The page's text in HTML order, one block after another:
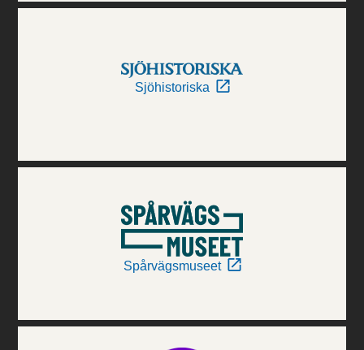
Sjöhistoriska
Spårvägsmuseet